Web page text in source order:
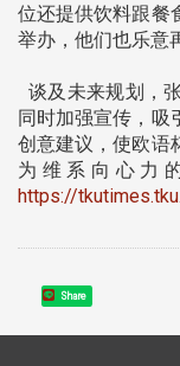
位还提供饮料跟餐
举办，他们也乐意
谈及未来规划，
同时加强宣传，吸
创意建议，使欧语
为维系向心力
https://
Share